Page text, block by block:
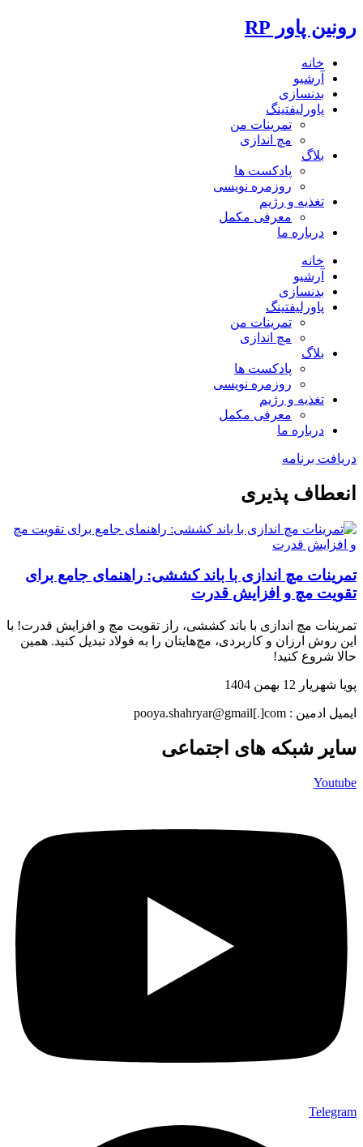
رونین پاور RP
خانه
آرشیو
بدنسازی
پاورلیفتینگ
تمرینات من
مچ اندازی
بلاگ
پادکست ها
روزمره نویسی
تغذیه و رژیم
معرفی مکمل
درباره ما
خانه
آرشیو
بدنسازی
پاورلیفتینگ
تمرینات من
مچ اندازی
بلاگ
پادکست ها
روزمره نویسی
تغذیه و رژیم
معرفی مکمل
درباره ما
دریافت برنامه
انعطاف پذیری
تمرینات مچ اندازی با باند کششی: راهنمای جامع برای
تقویت مچ و افزایش قدرت
تمرینات مچ اندازی با باند کششی، راز تقویت مچ و افزایش قدرت! با
این روش ارزان و کاربردی، مچ‌هایتان را به فولاد تبدیل کنید. همین
حالا شروع کنید!
پویا شهریار 12 بهمن 1404
ایمیل ادمین : pooya.shahryar@gmail[.]com
سایر شبکه های اجتماعی
Youtube
Telegram